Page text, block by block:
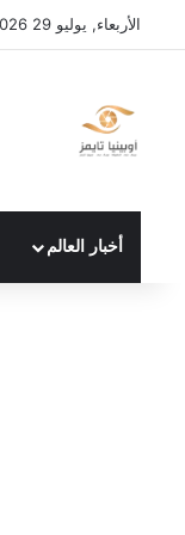
الأربعاء, يوليو 29 2026
أخبار العالم